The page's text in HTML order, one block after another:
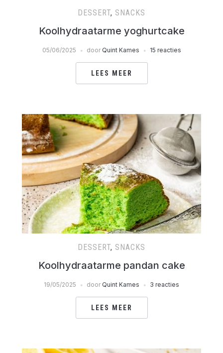
DESSERT, SNACKS
Koolhydraatarme yoghurtcake
05/06/2025 door Quint Kames 15 reacties
LEES MEER
DESSERT, SNACKS
Koolhydraatarme pandan cake
19/05/2025 door Quint Kames 3 reacties
LEES MEER